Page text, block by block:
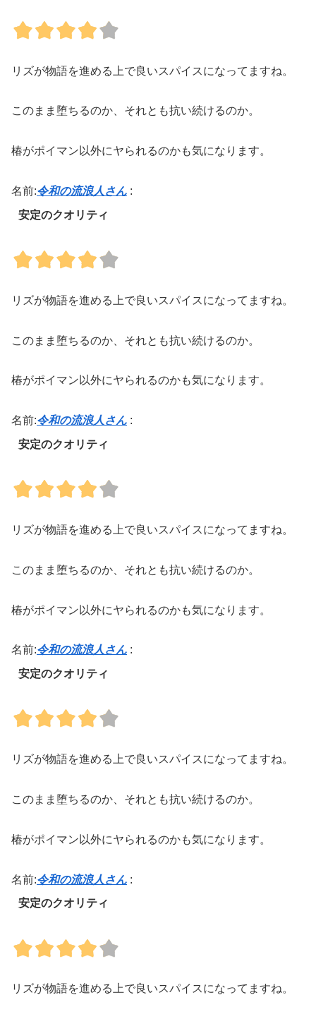
リズが物語を進める上で良いスパイスになってますね。
このまま堕ちるのか、それとも抗い続けるのか。
椿がポイマン以外にヤられるのかも気になります。
名前:令和の流浪人さん :
安定のクオリティ
リズが物語を進める上で良いスパイスになってますね。
このまま堕ちるのか、それとも抗い続けるのか。
椿がポイマン以外にヤられるのかも気になります。
名前:令和の流浪人さん :
安定のクオリティ
リズが物語を進める上で良いスパイスになってますね。
このまま堕ちるのか、それとも抗い続けるのか。
椿がポイマン以外にヤられるのかも気になります。
名前:令和の流浪人さん :
安定のクオリティ
リズが物語を進める上で良いスパイスになってますね。
このまま堕ちるのか、それとも抗い続けるのか。
椿がポイマン以外にヤられるのかも気になります。
名前:令和の流浪人さん :
安定のクオリティ
リズが物語を進める上で良いスパイスになってますね。